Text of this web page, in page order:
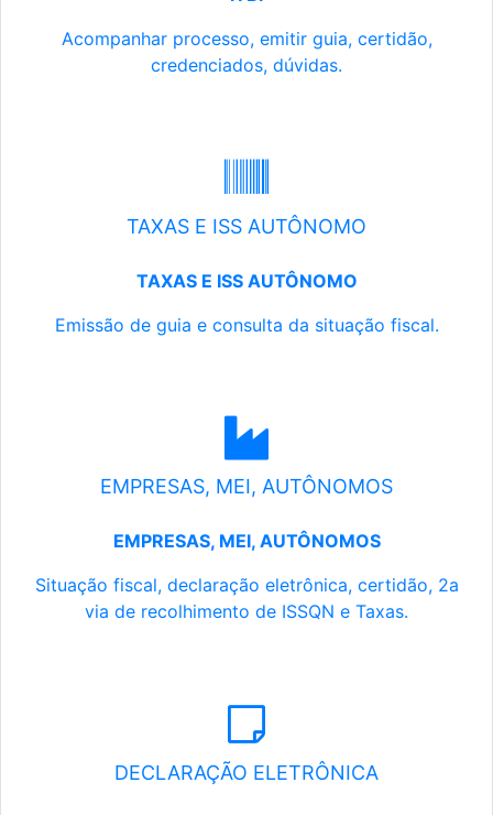
Acompanhar processo, emitir guia, certidão,
credenciados, dúvidas.
TAXAS E ISS AUTÔNOMO
TAXAS E ISS AUTÔNOMO
Emissão de guia e consulta da situação fiscal.
EMPRESAS, MEI, AUTÔNOMOS
EMPRESAS, MEI, AUTÔNOMOS
Situação fiscal, declaração eletrônica, certidão, 2a
via de recolhimento de ISSQN e Taxas.
DECLARAÇÃO ELETRÔNICA